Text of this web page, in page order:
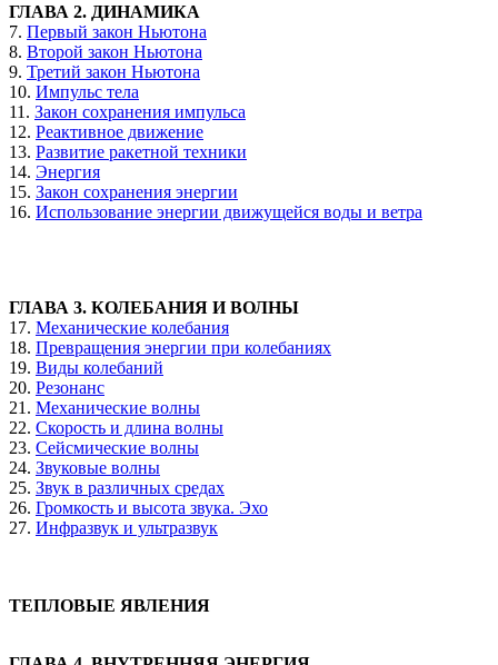
ГЛАВА 2. ДИНАМИКА
7. Первый закон Ньютона
8. Второй закон Ньютона
9. Третий закон Ньютона
10. Импульс тела
11. Закон сохранения импульса
12. Реактивное движение
13. Развитие ракетной техники
14. Энергия
15. Закон сохранения энергии
16. Использование энергии движущейся воды и ветра
ГЛАВА 3. КОЛЕБАНИЯ И ВОЛНЫ
17. Механические колебания
18. Превращения энергии при колебаниях
19. Виды колебаний
20. Резонанс
21. Механические волны
22. Скорость и длина волны
23. Сейсмические волны
24. Звуковые волны
25. Звук в различных средах
26. Громкость и высота звука. Эхо
27. Инфразвук и ультразвук
ТЕПЛОВЫЕ ЯВЛЕНИЯ